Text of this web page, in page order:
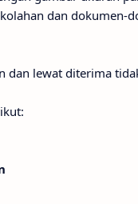
dan dokumen-
dan lewat diterima